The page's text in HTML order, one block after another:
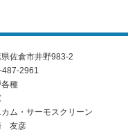
佐倉市井野983-2
487-2961
種
ム・サーモスクリーン
友彦